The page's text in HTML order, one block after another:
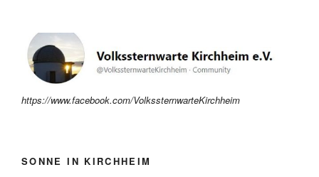
https://www.facebook.com/VolkssternwarteKirchheim
SONNE IN KIRCHHEIM